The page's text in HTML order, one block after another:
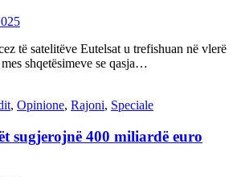
të satelitëve Eutelsat u trefishuan në vlerë
shqetësimeve se qasja…
, Opinione, Rajoni, Speciale
sugjerojnë 400 miliardë euro